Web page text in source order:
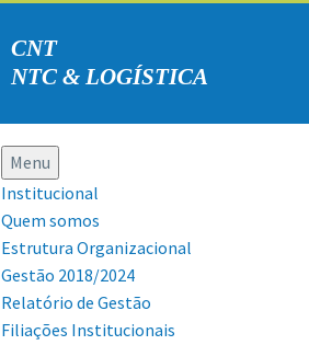
CNT
NTC & LOGÍSTICA
Menu
Institucional
Quem somos
Estrutura Organizacional
Gestão 2018/2024
Relatório de Gestão
Filiações Institucionais